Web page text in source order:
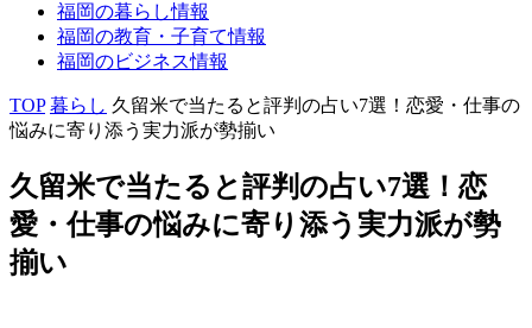
福岡の暮らし情報
福岡の教育・子育て情報
福岡のビジネス情報
TOP 暮らし 久留米で当たると評判の占い7選！恋愛・仕事の
悩みに寄り添う実力派が勢揃い
久留米で当たると評判の占い7選！恋
愛・仕事の悩みに寄り添う実力派が勢
揃い